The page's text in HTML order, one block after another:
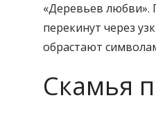
«Деревьев
перекинут через
обрастают
Скамья